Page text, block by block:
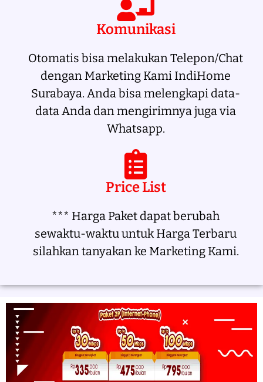
Komunikasi
Otomatis bisa melakukan Telepon/Chat
dengan Marketing Kami IndiHome
Surabaya. Anda bisa melengkapi data-
data Anda dan mengirimnya juga via
Whatsapp.
Price List
*** Harga Paket dapat berubah
sewaktu-waktu untuk Harga Terbaru
silahkan tanyakan ke Marketing Kami.